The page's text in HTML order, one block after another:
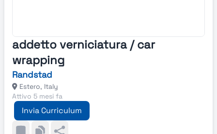
addetto verniciatura / car
wrapping
Randstad
Estero, Italy
Attivo 5 mesi fa
Invia Curriculum